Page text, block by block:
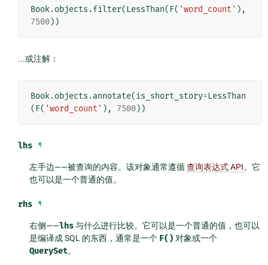
Book.objects .filter( LessThan( F( 'word_count' ),
7500))
...或注解：
Book.objects .annotate(is_short_story=LessThan
( F( 'word_count' ), 7500))
lhs ¶
左手边——被查询的内容。该对象通常遵循查询表达式 API。它
也可以是一个普通的值。
rhs ¶
右侧——lhs与什么进行比较。它可以是一个普通的值，也可以
是编译成 SQL 的东西，通常是一个 F() 对象或一个
QuerySet。